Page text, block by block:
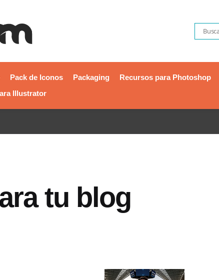
Pack de Iconos Packaging Recursos para Photoshop
Illustrator
tu blog